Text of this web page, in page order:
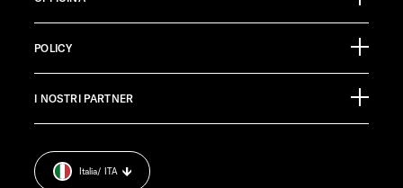
Ölmühlestraße 6
88299 Leutkirch
Germany
SERVIZIO CLIENTI
service@service.sunlight.de
LUN-MART 7:30-12:00 E 13:00-16:00
VEN 07:30-12:00
Materiale informativo
POLICY
Impronta.
Cookie Consent
Informazioni sul peso.
I NOSTRI PARTNER
Italia/ ITA